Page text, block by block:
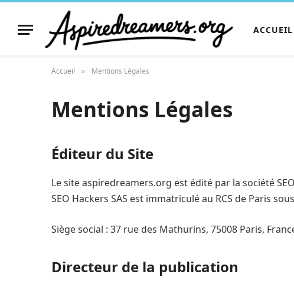
ACCUEIL
Accueil » Mentions Légales
Mentions Légales
Éditeur du Site
Le site aspiredreamers.org est édité par la société
SEO Hackers SAS est immatriculé au RCS de Paris
Siège social : 37 rue des Mathurins, 75008 Paris,
Directeur de la publication